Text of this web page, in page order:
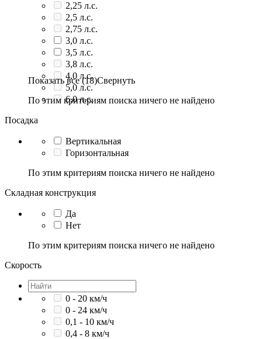
2,25 л.с.
2,5 л.с.
2,75 л.с.
3,0 л.с.
3,5 л.с.
3,8 л.с.
4,0 л.с.
5,0 л.с.
6,0 л.с.
Показать все (18)Свернуть
По этим критериям поиска ничего не найдено
Посадка
Вертикальная
Горизонтальная
По этим критериям поиска ничего не найдено
Складная конструкция
Да
Нет
По этим критериям поиска ничего не найдено
Скорость
0 - 20 км/ч
0 - 24 км/ч
0,1 - 10 км/ч
0,4 - 8 км/ч